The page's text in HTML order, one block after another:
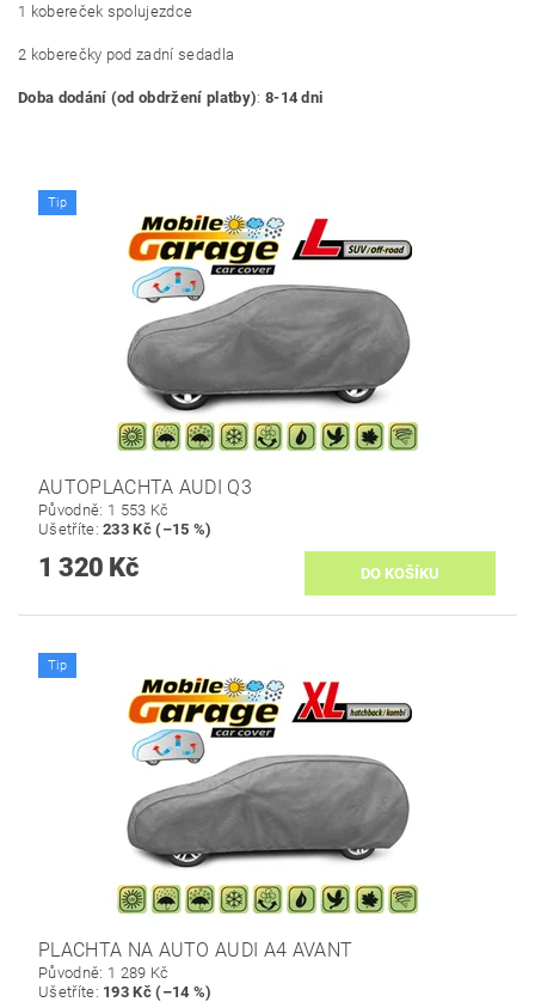
1 kobereček spolujezdce
2 koberečky pod zadní sedadla
Doba dodání (od obdržení platby): 8-14 dni
Tip
AUTOPLACHTA AUDI Q3
Původně: 1 553 Kč
Ušetříte:233 Kč (–15 %)
1 320 Kč
Tip
PLACHTA NA AUTO AUDI A4 AVANT
Původně: 1 289 Kč
Ušetříte: 193 Kč (–14 %)